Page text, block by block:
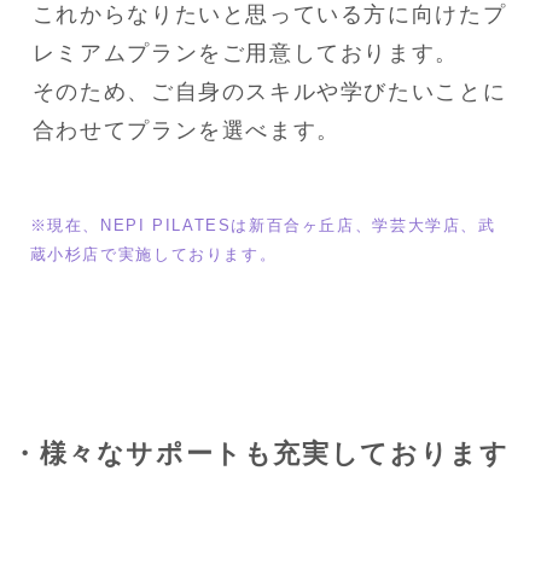
これからなりたいと思っている方に向けたプ
レミアムプランをご用意しております。
そのため、ご自身のスキルや学びたいことに
合わせてプランを選べます。
※現在、NEPI PILATESは新百合ヶ丘店、学芸大学店、武
蔵小杉店で実施しております。
・様々なサポートも充実しております